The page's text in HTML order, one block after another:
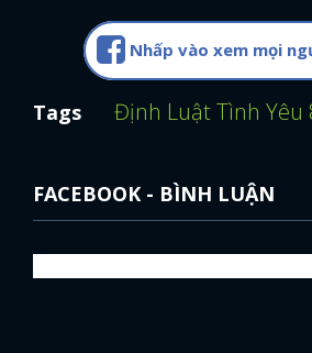
Nhấp vào xem mọi
Tags Định Luật Tình Yêu
FACEBOOK - BÌNH LUẬN